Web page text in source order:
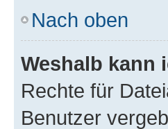
Nach oben
Weshalb kann
Rechte für
Benutzer